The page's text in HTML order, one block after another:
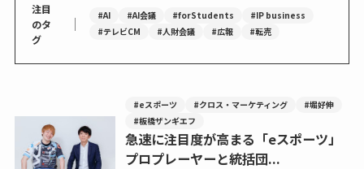
注目
のタ
グ
｜ #AI #AI会議 #forStudents
#IP business
#テレビCM
#人財会議 #広報 #転売
#eスポーツ #クロス・マーケティング
#堀好伸
#板橋ザンギエフ
急速に注目度が高まる「eスポーツ」
プロプレーヤーと統括団...